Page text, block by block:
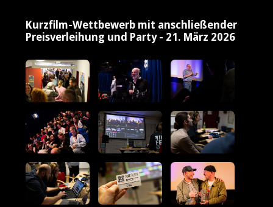
Kurzfilm-Wettbewerb mit anschließender
Preisverleihung und Party - 21. März 2026